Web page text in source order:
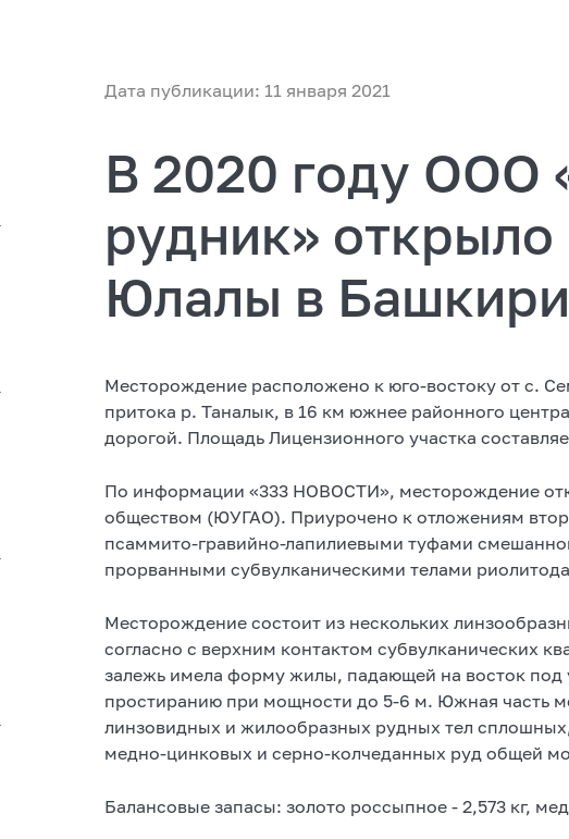
Дата публикации: 11 января 2021
В 2020 году ООО
рудник»
Юлалы в
Месторождение расположено к юго-востоку от с.
притока р. Таналык, в 16 км южнее районного
дорогой. Площадь Лицензионного участка
По информации «333 НОВОСТИ», месторождение
обществом (ЮУГАО). Приурочено к отложениям
псаммито-гравийно-лапилиевыми туфами
прорванными субвулканическими телами
Месторождение состоит из нескольких
согласно с верхним контактом субвулканических
залежь имела форму жилы, падающей на восток под
простиранию при мощности до 5-6 м. Южная часть
линзовидных и жилообразных рудных тел
медно-цинковых и серно-колчеданных руд общей
Балансовые запасы: золото россыпное - 2,573 кг,